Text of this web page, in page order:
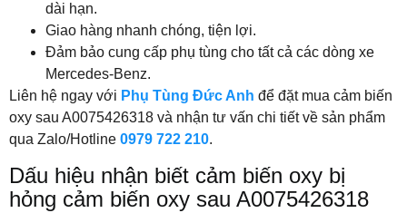
dài hạn.
Giao hàng nhanh chóng, tiện lợi.
Đảm bảo cung cấp phụ tùng cho tất cả các dòng xe
Mercedes-Benz.
Liên hệ ngay với Phụ Tùng Đức Anh để đặt mua cảm biến
oxy sau A0075426318 và nhận tư vấn chi tiết về sản phẩm
qua Zalo/Hotline 0979 722 210.
Dấu hiệu nhận biết cảm biến oxy bị
hỏng cảm biến oxy sau A0075426318